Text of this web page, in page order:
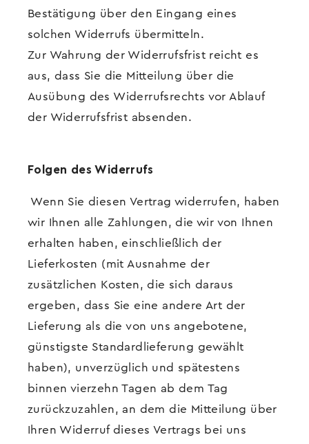
Bestätigung über den Eingang eines
solchen Widerrufs übermitteln.
Zur Wahrung der Widerrufsfrist reicht es
aus, dass Sie die Mitteilung über die
Ausübung des Widerrufsrechts vor Ablauf
der Widerrufsfrist absenden.
Folgen des Widerrufs
Wenn Sie diesen Vertrag widerrufen, haben
wir Ihnen alle Zahlungen, die wir von Ihnen
erhalten haben, einschließlich der
Lieferkosten (mit Ausnahme der
zusätzlichen Kosten, die sich daraus
ergeben, dass Sie eine andere Art der
Lieferung als die von uns angebotene,
günstigste Standardlieferung gewählt
haben), unverzüglich und spätestens
binnen vierzehn Tagen ab dem Tag
zurückzuzahlen, an dem die Mitteilung über
Ihren Widerruf dieses Vertrags bei uns